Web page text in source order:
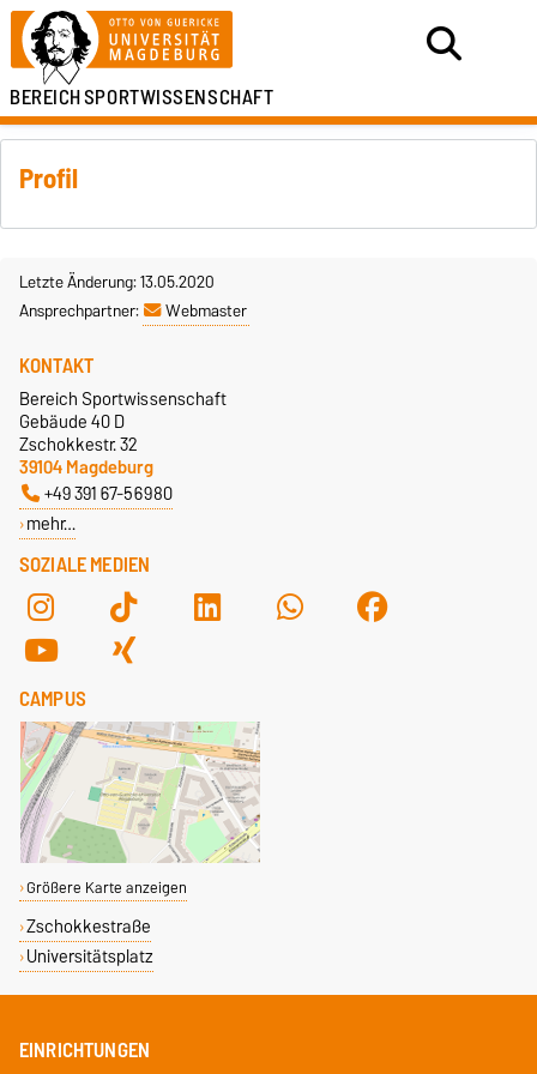
BEREICHSPORTWISSENSCHAFT
Profil
Letzte Änderung: 13.05.2020
Ansprechpartner:
Webmaster
SOZIALE MEDIEN
KONTAKT
Bereich Sportwissenschaft
Gebäude 40 D
Zschokkestr. 32
39104 Magdeburg
+49 391 67-56980
mehr…
CAMPUS
Größere Karte anzeigen
Zschokkestraße
Universitätsplatz
EINRICHTUNGEN